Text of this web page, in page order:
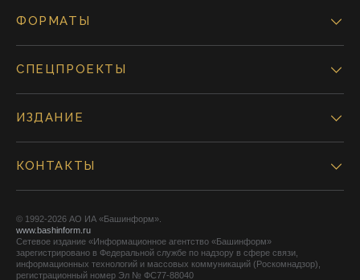
ФОРМАТЫ
СПЕЦПРОЕКТЫ
ИЗДАНИЕ
КОНТАКТЫ
© 1992-2026 АО ИА «Башинформ».
www.bashinform.ru
Сетевое издание «Информационное агентство «Башинформ»
зарегистрировано в Федеральной службе по надзору в сфере связи,
информационных технологий и массовых коммуникаций (Роскомнадзор),
регистрационный номер Эл № ФС77-88040